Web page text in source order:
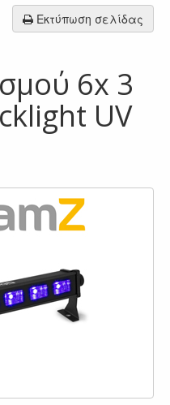
Εκτύπωση σελίδας
6x 3
UV